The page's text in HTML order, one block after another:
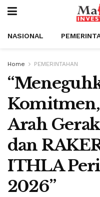
NASIONAL
Home PEMERINTAHAN
Arah
dan
ITHLA
2026”